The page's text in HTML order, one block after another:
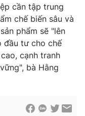
cần tập trung
chế biến sâu và
phẩm sẽ "lên
đầu tư cho chế
cạnh tranh
bà Hằng